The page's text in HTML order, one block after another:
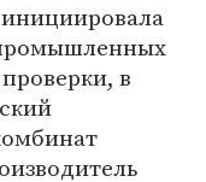
инициировала
в